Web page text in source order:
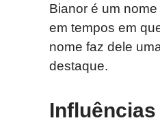
Bianor é um
em tempos em
nome faz dele
destaque.